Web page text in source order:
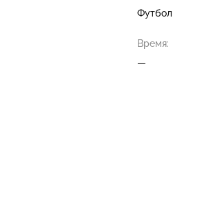
Футбол
Время:
—